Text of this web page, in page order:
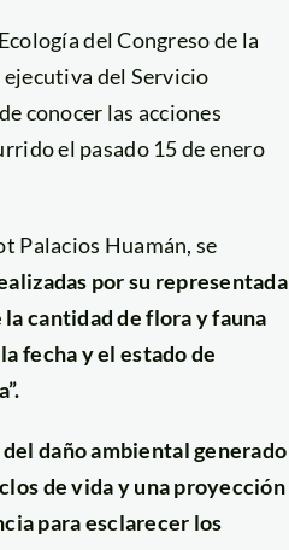
del Congreso de la
ejecutiva del Servicio
conocer las acciones
el pasado 15 de enero
Palacios Huamán, se
por su representada
cantidad de flora y fauna
fecha y el estado de
daño ambiental generado
de vida y una proyección
para esclarecer los